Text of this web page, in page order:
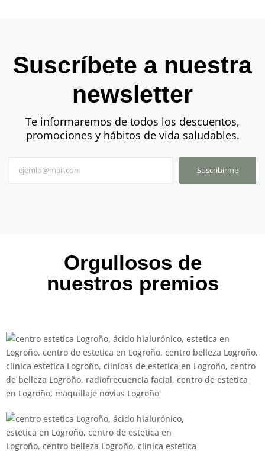
Suscríbete a nuestra
newsletter
Te informaremos de todos los descuentos,
promociones y hábitos de vida saludables.
Suscribirme
Orgullosos de
nuestros premios